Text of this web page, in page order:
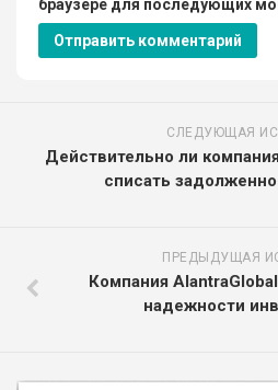
браузере для последующих
СЛЕДУЮЩАЯ
Действительно ли
списать
ПРЕДЫДУЩАЯ
Компания
надежности